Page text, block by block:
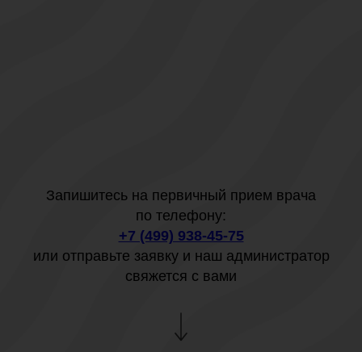
Запишитесь на первичный прием врача
по телефону:
+7 (499) 938-45-75
или отправьте заявку и наш администратор
свяжется с вами